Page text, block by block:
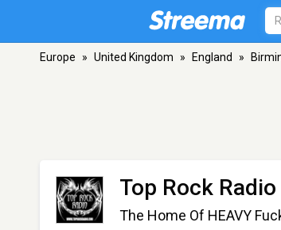
Europe » United Kingdom » England »
Top Rock Radio
The Home Of HEAVY